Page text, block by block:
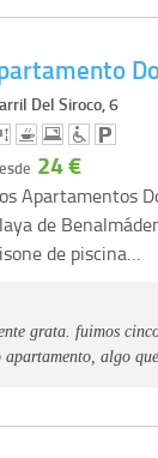
Del Siroco, 6
24 €
Apartamentos
de
de piscina…
grata. fuimos
apartamento, algo